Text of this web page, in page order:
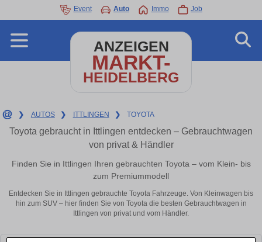
Event Auto Immo Job
ANZEIGEN
MARKT-
HEIDELBERG
❯ AUTOS ❯ ITTLINGEN ❯ TOYOTA
Toyota gebraucht in Ittlingen entdecken – Gebrauchtwagen
von privat & Händler
Finden Sie in Ittlingen Ihren gebrauchten Toyota – vom Klein- bis
zum Premiummodell
Entdecken Sie in Ittlingen gebrauchte Toyota Fahrzeuge. Von Kleinwagen bis
hin zum SUV – hier finden Sie von Toyota die besten Gebrauchtwagen in
Ittlingen von privat und vom Händler.